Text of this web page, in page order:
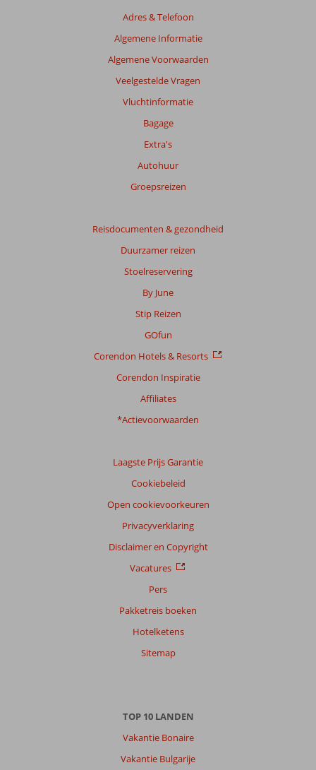
Adres & Telefoon
Algemene Informatie
Algemene Voorwaarden
Veelgestelde Vragen
Vluchtinformatie
Bagage
Extra's
Autohuur
Groepsreizen
Reisdocumenten & gezondheid
Duurzamer reizen
Stoelreservering
By June
Stip Reizen
GOfun
Corendon Hotels & Resorts
Corendon Inspiratie
Affiliates
*Actievoorwaarden
Laagste Prijs Garantie
Cookiebeleid
Open cookievoorkeuren
Privacyverklaring
Disclaimer en Copyright
Vacatures
Pers
Pakketreis boeken
Hotelketens
Sitemap
TOP 10 LANDEN
Vakantie Bonaire
Vakantie Bulgarije